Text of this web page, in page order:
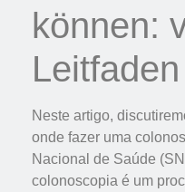
können:
Leitfaden
Neste artigo,
onde fazer uma
Nacional de Saúde
colonoscopia é um